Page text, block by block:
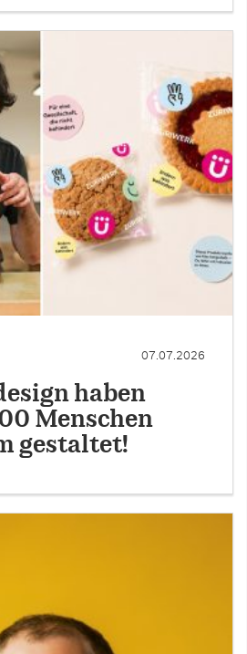
07.07.2026
haben
Menschen
gestaltet!